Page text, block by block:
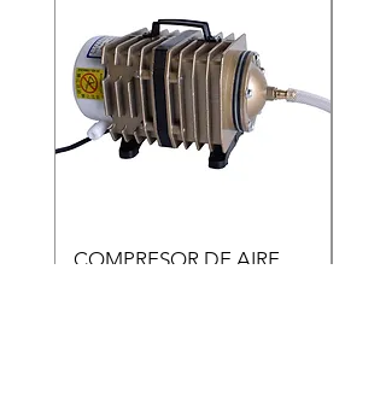
COMPRESOR DE AIRE